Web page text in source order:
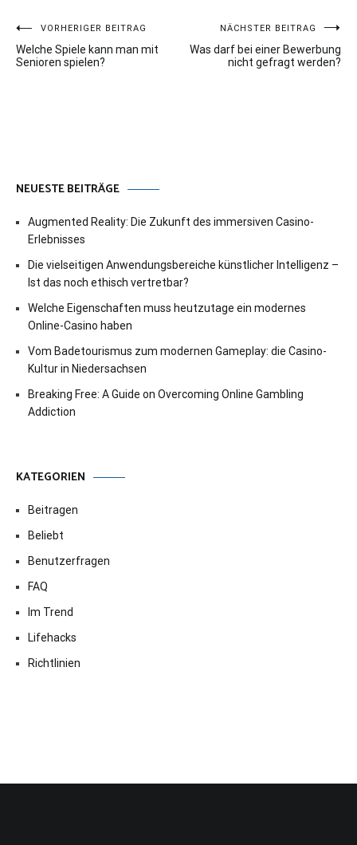
Beitragsnavigation
VORHERIGER BEITRAG
Welche Spiele kann man mit
Senioren spielen?
NÄCHSTER BEITRAG
Was darf bei einer Bewerbung
nicht gefragt werden?
NEUESTE BEITRÄGE
Augmented Reality: Die Zukunft des immersiven Casino-
Erlebnisses
Die vielseitigen Anwendungsbereiche künstlicher Intelligenz –
Ist das noch ethisch vertretbar?
Welche Eigenschaften muss heutzutage ein modernes
Online-Casino haben
Vom Badetourismus zum modernen Gameplay: die Casino-
Kultur in Niedersachsen
Breaking Free: A Guide on Overcoming Online Gambling
Addiction
KATEGORIEN
Beitragen
Beliebt
Benutzerfragen
FAQ
Im Trend
Lifehacks
Richtlinien